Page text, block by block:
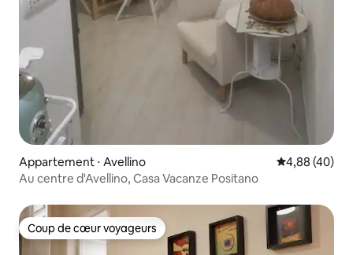
Appartement ⋅ Avellino Évaluation
4,88 (40)
Au centre d'Avellino, Casa Vacanze Positano
Coup de cœur voyageurs
Coup de cœur voyageurs